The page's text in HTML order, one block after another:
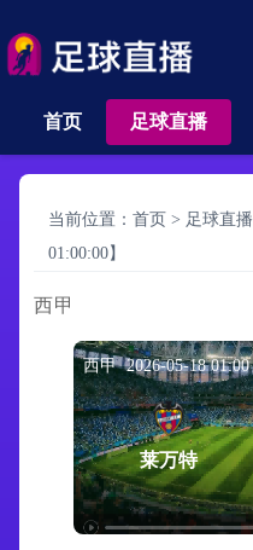
首页 足球直播
当前位置： 首页 > 足球直播
01:00:00】
西甲
西甲 2026-05-18 01:00
莱万特